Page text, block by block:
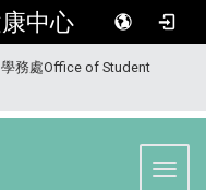
中心
學務處Office of Student